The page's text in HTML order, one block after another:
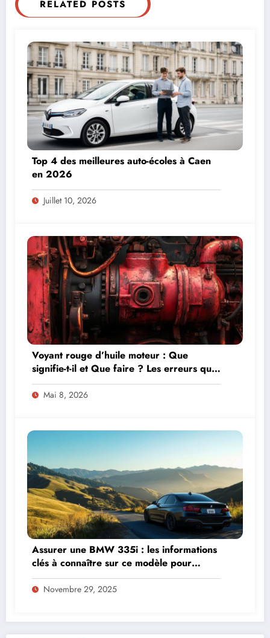
RELATED POSTS
Top 4 des meilleures auto-écoles à Caen
en 2026
Juillet 10, 2026
Voyant rouge d’huile moteur : Que
signifie-t-il et Que faire ? Les erreurs qui
peuvent détruire votre moteur
Mai 8, 2026
Assurer une BMW 335i : les informations
clés à connaître sur ce modèle pour
maîtriser vos coûts
Novembre 29, 2025